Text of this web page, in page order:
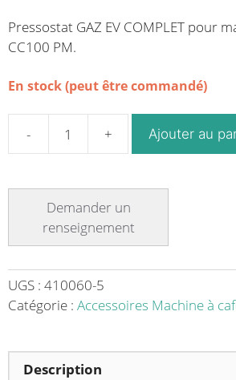
Pressostat GAZ EV COMPLET pour
CC100 PM.
En stock (peut être commandé)
quantité
GAZ
EV
COMPLET
a
Ajouter au
UGS : 410060-5
Catégorie : Accessoires Machine à
Description